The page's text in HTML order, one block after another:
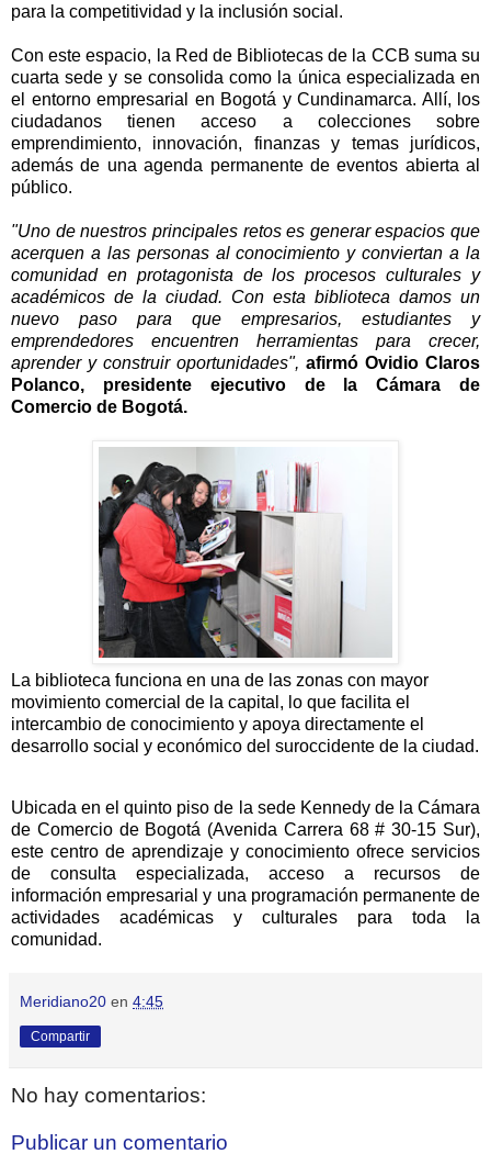
para la competitividad y la inclusión social.
Con este espacio, la Red de Bibliotecas de la CCB suma su
cuarta sede y se consolida como la única especializada en
el entorno empresarial en Bogotá y Cundinamarca. Allí, los
ciudadanos tienen acceso a colecciones sobre
emprendimiento, innovación, finanzas y temas jurídicos,
además de una agenda permanente de eventos abierta al
público.
"Uno de nuestros principales retos es generar espacios que
acerquen a las personas al conocimiento y conviertan a la
comunidad en protagonista de los procesos culturales y
académicos de la ciudad. Con esta biblioteca damos un
nuevo paso para que empresarios, estudiantes y
emprendedores encuentren herramientas para crecer,
aprender y construir oportunidades", afirmó Ovidio Claros
Polanco, presidente ejecutivo de la Cámara de
Comercio de Bogotá.
La biblioteca funciona en una de las zonas con mayor
movimiento comercial de la capital, lo que facilita el
intercambio de conocimiento y apoya directamente el
desarrollo social y económico del suroccidente de la ciudad.
Ubicada en el quinto piso de la sede Kennedy de la Cámara
de Comercio de Bogotá (Avenida Carrera 68 # 30-15 Sur),
este centro de aprendizaje y conocimiento ofrece servicios
de consulta especializada, acceso a recursos de
información empresarial y una programación permanente de
actividades académicas y culturales para toda la
comunidad.
Meridiano20 en 4:45
Compartir
No hay comentarios:
Publicar un comentario